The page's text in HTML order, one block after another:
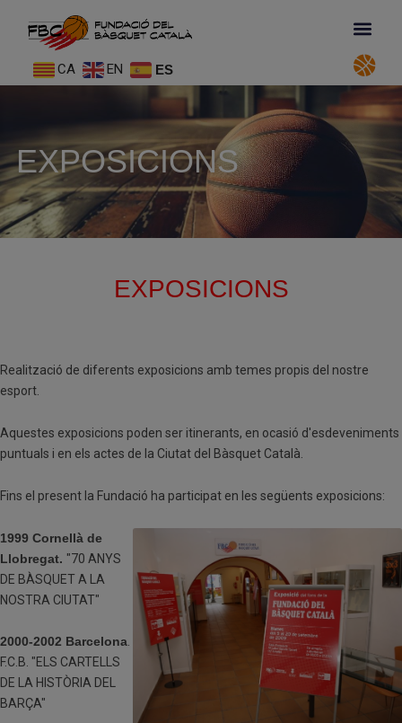
CA EN ES
EXPOSICIONS
EXPOSICIONS
Realització de diferents exposicions amb temes propis del nostre
esport.
Aquestes exposicions poden ser itinerants, en ocasió d'esdeveniments
puntuals i en els actes de la Ciutat del Bàsquet Català.
Fins el present la Fundació ha participat en les següents exposicions:
1999 Cornellà de
Llobregat. "70 ANYS
DE BÀSQUET A LA
NOSTRA CIUTAT"
2000-2002 Barcelona.
F.C.B. "ELS CARTELLS
DE LA HISTÒRIA DEL
BARÇA"